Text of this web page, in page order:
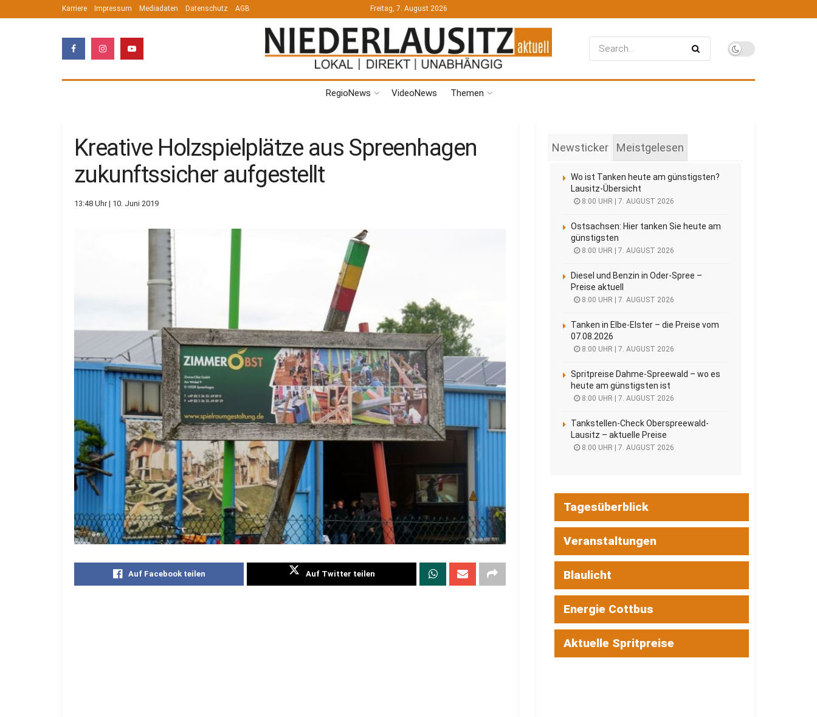
Karriere Impressum Mediadaten Datenschutz AGB Freitag, 7. August 2026
RegioNews VideoNews Themen
Kreative Holzspielplätze aus Spreenhagen
zukunftssicher aufgestellt
13:48 Uhr | 10. Juni 2019
Auf Facebook teilen Auf Twitter teilen
Newsticker Meistgelesen
Wo ist Tanken heute am günstigsten?
Lausitz-Übersicht
8:00 UHR | 7. AUGUST 2026
Ostsachsen: Hier tanken Sie heute am
günstigsten
8:00 UHR | 7. AUGUST 2026
Diesel und Benzin in Oder-Spree –
Preise aktuell
8:00 UHR | 7. AUGUST 2026
Tanken in Elbe-Elster – die Preise vom
07.08.2026
8:00 UHR | 7. AUGUST 2026
Spritpreise Dahme-Spreewald – wo es
heute am günstigsten ist
8:00 UHR | 7. AUGUST 2026
Tankstellen-Check Oberspreewald-
Lausitz – aktuelle Preise
8:00 UHR | 7. AUGUST 2026
Tagesüberblick
Veranstaltungen
Blaulicht
Energie Cottbus
Aktuelle Spritpreise